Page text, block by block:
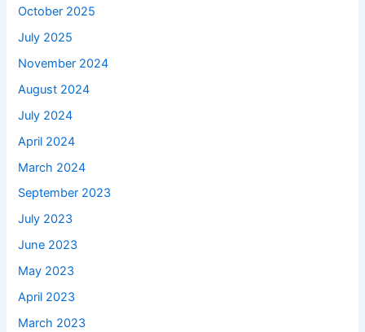
October 2025
July 2025
November 2024
August 2024
July 2024
April 2024
March 2024
September 2023
July 2023
June 2023
May 2023
April 2023
March 2023